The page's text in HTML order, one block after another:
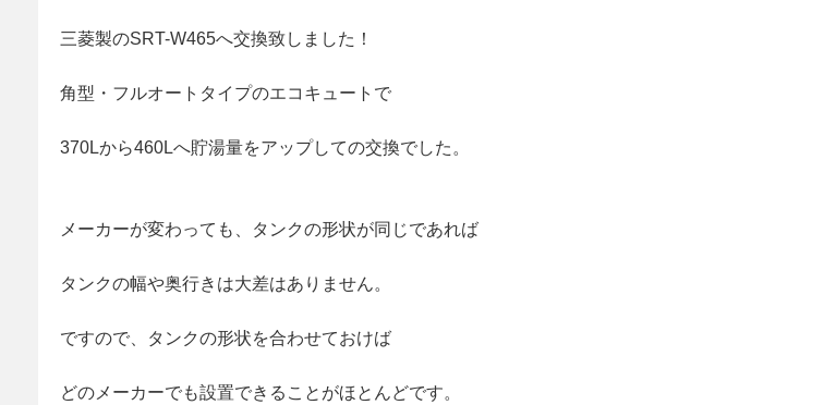
三菱製のSRT-W465へ交換致しました！
角型・フルオートタイプのエコキュートで
370Lから460Lへ貯湯量をアップしての交換でした。
メーカーが変わっても、タンクの形状が同じであれば
タンクの幅や奥行きは大差はありません。
ですので、タンクの形状を合わせておけば
どのメーカーでも設置できることがほとんどです。